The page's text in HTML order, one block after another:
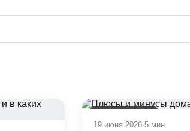
19 июня 2026·5 мин